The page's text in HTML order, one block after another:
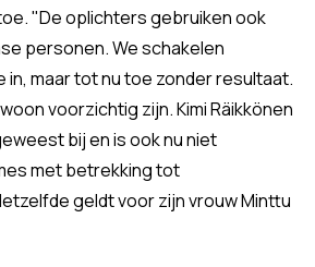
"De oplichters gebruiken ook
personen. We schakelen
in, maar tot nu toe zonder resultaat.
voorzichtig zijn. Kimi Räikkönen
bij en is ook nu niet
met betrekking tot
geldt voor zijn vrouw Minttu